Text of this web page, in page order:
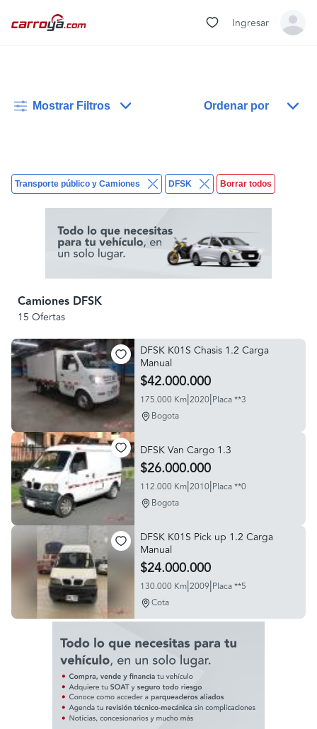
Ingresar
Mostrar Filtros Ordenar por
Transporte público y Camiones DFSK Borrar todos
Camiones DFSK
15 Ofertas
DFSK K01S Chasis 1.2 Carga
Manual
$42.000.000
175.000 Km|2020|Placa **3
Bogota
DFSK Van Cargo 1.3
$26.000.000
112.000 Km|2010|Placa **0
Bogota
DFSK K01S Pick up 1.2 Carga
Manual
$24.000.000
130.000 Km|2009|Placa **5
Cota